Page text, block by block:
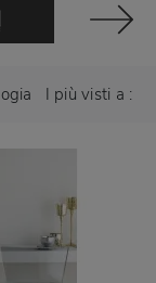
I più visti a :